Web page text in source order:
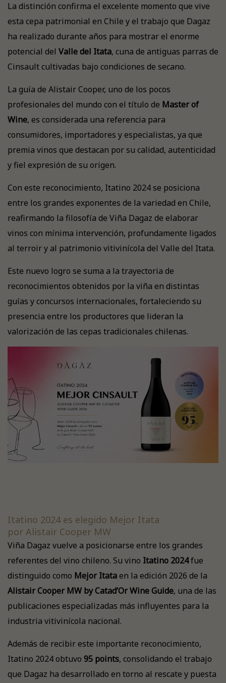
La distinción confirma el excelente momento que vive
esta cepa patrimonial en Chile y el trabajo que Dagaz
ha realizado durante años para mostrar el enorme
potencial del Valle del Itata, cuna de antiguas parras de
Cinsault cultivadas bajo condiciones de secano.
La guía de Alistair Cooper, uno de los pocos
profesionales del mundo con el título de Master of
Wine, es considerada una referencia para
consumidores, importadores y especialistas, ya que
premia vinos que destacan por su calidad, autenticidad
y fiel expresión de su origen.
Con este reconocimiento, Itatino 2024 se posiciona
entre los grandes exponentes de la variedad en Chile,
reafirmando la filosofía de Viña Dagaz de elaborar
vinos con mínima intervención, profundamente ligados
al terroir y al patrimonio vitivinícola del Valle del Itata.
Este nuevo logro se suma a la trayectoria de
reconocimientos obtenidos por la viña en distintas
guías y concursos internacionales, fortaleciendo su
presencia entre los productores que lideran la
valorización de las cepas tradicionales chilenas.
Itatino 2024 es elegido Mejor Itata
por Alistair Cooper MW
Viña Dagaz vuelve a posicionarse entre los grandes
referentes del vino chileno. Su vino Itatino 2024fue
distinguido como Mejor Itataen la edición 2026 de la
Alistair Cooper MW by Catad’Or Wine Guide, una de las
publicaciones especializadas más influyentes para la
industria vitivinícola nacional.
Además de recibir este importante reconocimiento,
Itatino 2024 obtuvo 95 points, consolidando el trabajo
que Dagaz ha desarrollado en torno al rescate y puesta